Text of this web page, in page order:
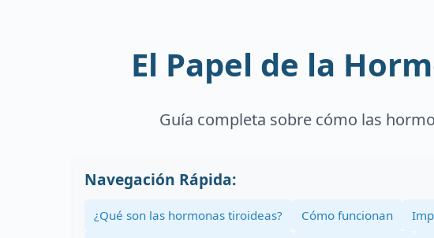
El Papel de la
Guía completa sobre cómo las
Navegación Rápida:
¿Qué son las hormonas tiroideas? Cómo funcionan